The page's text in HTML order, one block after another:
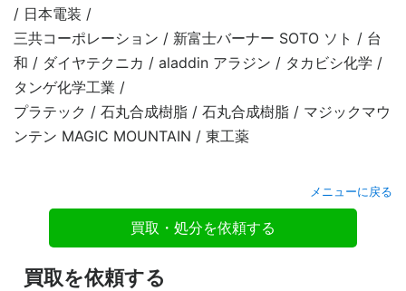
/ 日本電装 /
三共コーポレーション / 新富士バーナー SOTO ソト / 台
和 / ダイヤテクニカ / aladdin アラジン / タカビシ化学 /
タンゲ化学工業 /
プラテック / 石丸合成樹脂 / 石丸合成樹脂 / マジックマウ
ンテン MAGIC MOUNTAIN / 東工薬
メニューに戻る
買取・処分を依頼する
買取を依頼する